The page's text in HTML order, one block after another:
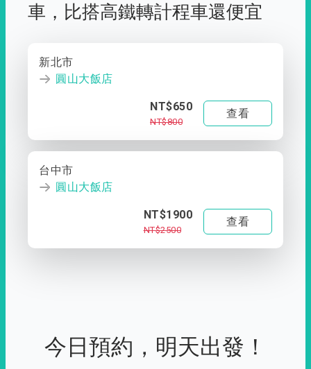
車， 比搭高鐵轉計程車還便宜
新北市
圓山大飯店
NT$650
NT$800
查看
台中市
圓山大飯店
NT$1900
NT$2500
查看
今日預約，明天出發！